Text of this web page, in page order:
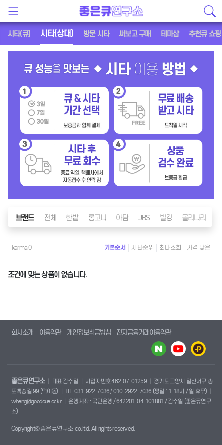
시타(큐) 시타(상대) 방문 시타 써보고 구매 테마샵 추천큐 쇼핑
브랜드 전체 한밭 롱고니 아담 JBS 빌킹 몰리나리
karma 0 기본순서 시타순위 최다조회 가격 낮은
조건에 맞는 상품이 없습니다.
회사소개 이용약관 개인정보취급방침 전자금융거래이용약관
좋은큐연구소 대표 김수일 사업자번호 462-07-01259
경기도 고양시 일산서구 송
포백송길 99 (덕이동)
TEL 031-922-7036 / 010-2922-7036 (평일 11-18시 / 일 휴무)
wheng@goodcue.co.kr
은행계좌 : 국민은행 / 642201-04-101881 / 김수일 (좋은큐연구
소)
Copyright© 좋은큐연구소 co.ltd. All rights reserved.